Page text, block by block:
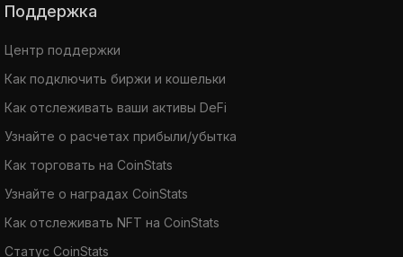
Поддержка
Центр поддержки
Как подключить биржи и кошельки
Как отслеживать ваши активы DeFi
Узнайте о расчетах прибыли/убытка
Как торговать на CoinStats
Узнайте о наградах CoinStats
Как отслеживать NFT на CoinStats
Статус CoinStats